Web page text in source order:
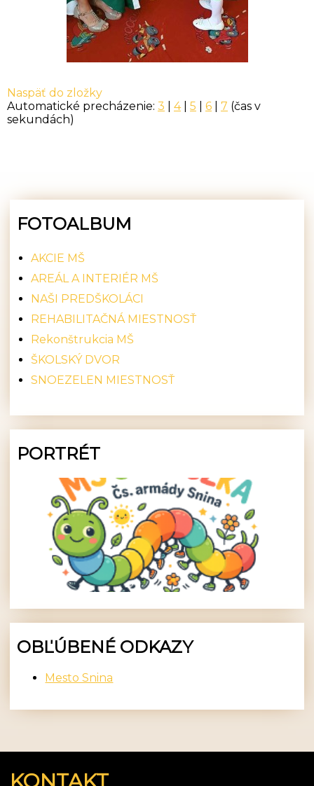
Naspäť do zložky
Automatické precházenie: 3 4| 5 6 7 (čas v
sekundách)
FOTOALBUM
AKCIE MŠ
AREÁL A INTERIÉR MŠ
NAŠI PREDŠKOLÁCI
REHABILITAČNÁ MIESTNOSŤ
Rekonštrukcia MŠ
ŠKOLSKÝ DVOR
SNOEZELEN MIESTNOSŤ
PORTRÉT
OBĽÚBENÉ ODKAZY
Mesto Snina
KONTAKT